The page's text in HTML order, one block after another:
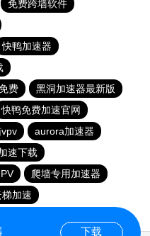
免费跨墙软件
快鸭加速器
费
黑洞加速器最新版
快鸭免费加速官网
aurora加速器
速下载
爬墙专用加速器
梯加速
下载